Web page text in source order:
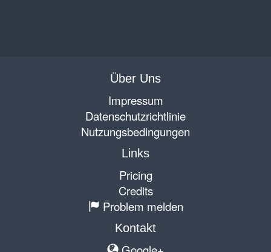
Über Uns
Impressum
Datenschutzrichtlinie
Nutzungsbedingungen
Links
Pricing
Credits
Problem melden
Kontakt